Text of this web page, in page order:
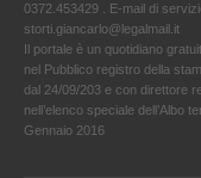
0372.453429 . E-mail di
storti.giancarlo@legalmail.it
Il portale è un quotidiano
nel Pubblico registro della
dal 24/09/203 e con direttore
nell’elenco speciale dell’Albo
Gennaio 2016